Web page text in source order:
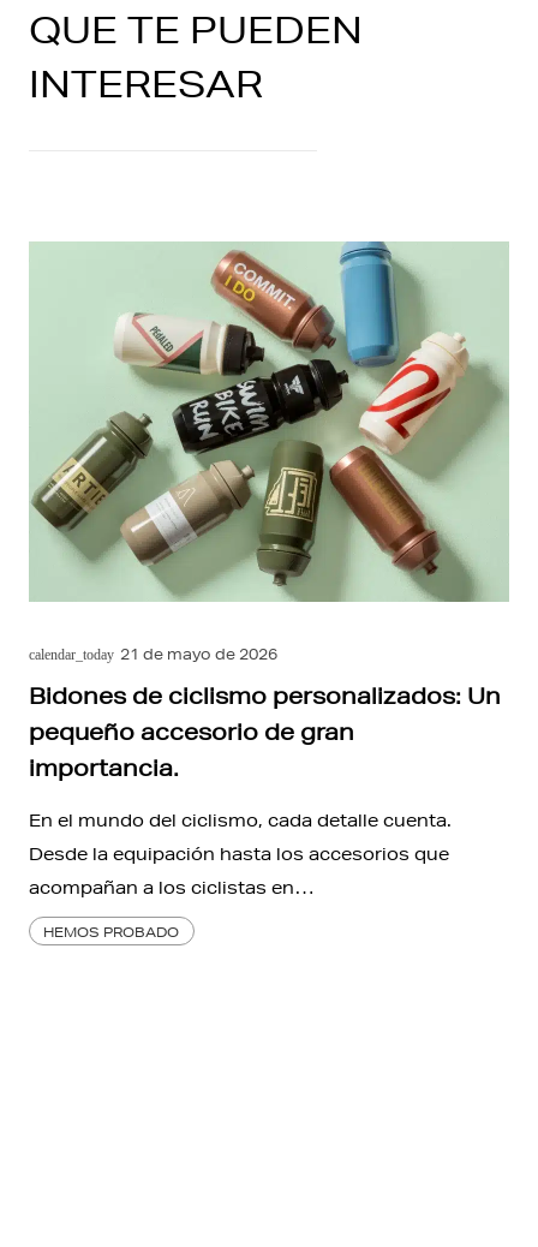
QUE TE PUEDEN
INTERESAR
calendar_today 21 de mayo de 2026
Bidones de ciclismo personalizados: Un
pequeño accesorio de gran
importancia.
En el mundo del ciclismo, cada detalle cuenta.
Desde la equipación hasta los accesorios que
acompañan a los ciclistas en…
HEMOS PROBADO